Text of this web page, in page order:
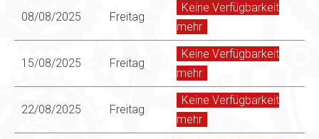
08/08/2025 Freitag
Keine Verfügbarkeit
mehr
15/08/2025 Freitag
Keine Verfügbarkeit
mehr
22/08/2025 Freitag
Keine Verfügbarkeit
mehr